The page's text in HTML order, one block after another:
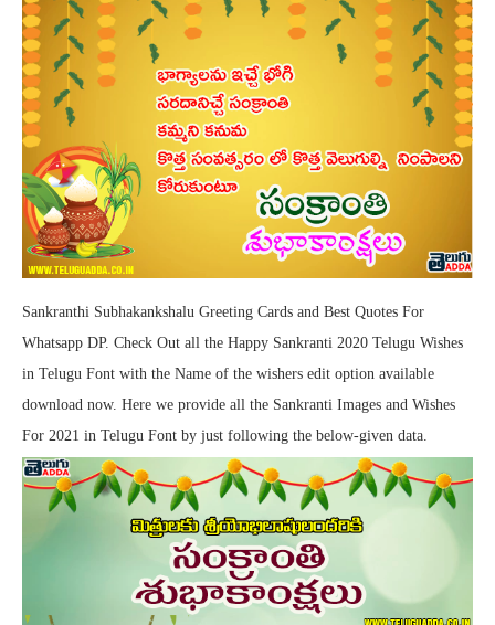
Sankranthi Subhakankshalu Greeting Cards and Best Quotes For
Whatsapp DP. Check Out all the Happy Sankranti 2020 Telugu Wishes
in Telugu Font with the Name of the wishers edit option available
download now. Here we provide all the Sankranti Images and Wishes
For 2021 in Telugu Font by just following the below-given data.